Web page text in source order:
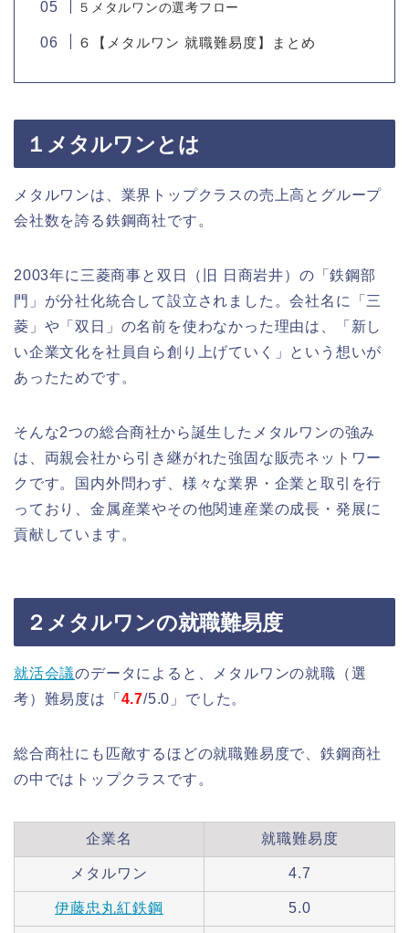
５メタルワンの選考フロー
６【メタルワン 就職難易度】まとめ
１メタルワンとは
メタルワンは、業界トップクラスの売上高とグループ
会社数を誇る鉄鋼商社です。
2003年に三菱商事と双日（旧 日商岩井）の「鉄鋼部
門」が分社化統合して設立されました。会社名に「三
菱」や「双日」の名前を使わなかった理由は、「新し
い企業文化を社員自ら創り上げていく」という想いが
あったためです。
そんな2つの総合商社から誕生したメタルワンの強み
は、両親会社から引き継がれた強固な販売ネットワー
クです。国内外問わず、様々な業界・企業と取引を行
っており、金属産業やその他関連産業の成長・発展に
貢献しています。
２メタルワンの就職難易度
就活会議のデータによると、メタルワンの就職（選
考）難易度は「 4.7/5.0」でした。
総合商社にも匹敵するほどの就職難易度で、鉄鋼商社
の中ではトップクラスです。
企業名 就職難易度
メタルワン 4.7
伊藤忠丸紅鉄鋼 5.0